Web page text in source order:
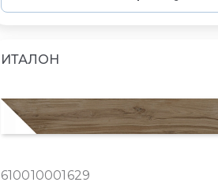
ИТАЛОН
610010001629